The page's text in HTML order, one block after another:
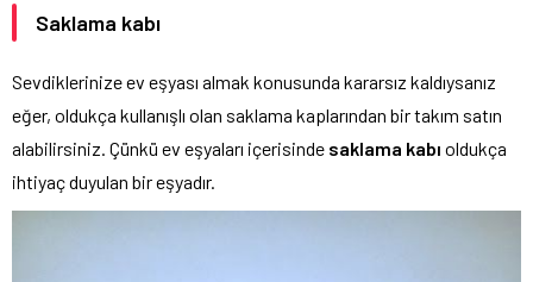
Saklama kabı
Sevdiklerinize ev eşyası almak konusunda kararsız kaldıysanız
eğer, oldukça kullanışlı olan saklama kaplarından bir takım satın
alabilirsiniz. Çünkü ev eşyaları içerisinde saklama kabı oldukça
ihtiyaç duyulan bir eşyadır.